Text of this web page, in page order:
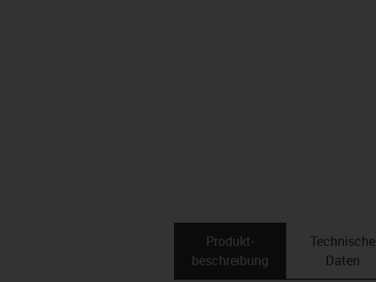
Produkt­
beschreibung
Technische
Daten